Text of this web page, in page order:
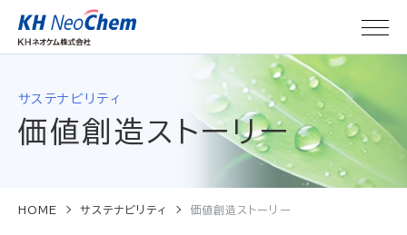
サステナビリティ
価値創造ストーリー
HOME サステナビリティ 価値創造ストーリー